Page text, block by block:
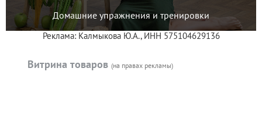
Домашние упражнения и тренировки
Реклама: Калмыкова Ю.А., ИНН 575104629136
Витрина товаров (на правах рекламы)